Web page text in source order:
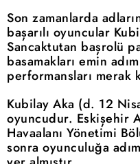
Son zamanlarda
başarılı oyuncular
Sancaktutan başrolü
basamakları emin
performansları merak
Kubilay Aka (d. 12
oyuncudur. Eskişehir
Havaalanı Yönetimi
sonra oyunculuğa